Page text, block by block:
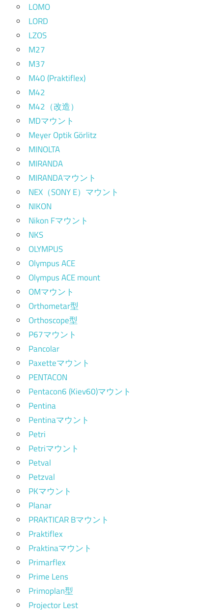
LOMO
LORD
LZOS
M27
M37
M40 (Praktiflex)
M42
M42（改造）
MDマウント
Meyer Optik Görlitz
MINOLTA
MIRANDA
MIRANDAマウント
NEX（SONY E）マウント
NIKON
Nikon Fマウント
NKS
OLYMPUS
Olympus ACE
Olympus ACE mount
OMマウント
Orthometar型
Orthoscope型
P67マウント
Pancolar
Paxetteマウント
PENTACON
Pentacon6 (Kiev60)マウント
Pentina
Pentinaマウント
Petri
Petriマウント
Petval
Petzval
PKマウント
Planar
PRAKTICAR Bマウント
Praktiflex
Praktinaマウント
Primarflex
Prime Lens
Primoplan型
Projector Lest